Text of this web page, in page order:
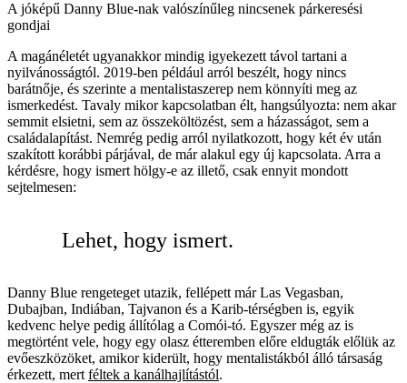
A jóképű Danny Blue-nak valószínűleg nincsenek párkeresési
gondjai
A magánéletét ugyanakkor mindig igyekezett távol tartani a
nyilvánosságtól. 2019-ben például arról beszélt, hogy nincs
barátnője, és szerinte a mentalistaszerep nem könnyíti meg az
ismerkedést. Tavaly mikor kapcsolatban élt, hangsúlyozta: nem akar
semmit elsietni, sem az összeköltözést, sem a házasságot, sem a
családalapítást. Nemrég pedig arról nyilatkozott, hogy két év után
szakított korábbi párjával, de már alakul egy új kapcsolata. Arra a
kérdésre, hogy ismert hölgy-e az illető, csak ennyit mondott
sejtelmesen:
Lehet, hogy ismert.
Danny Blue rengeteget utazik, fellépett már Las Vegasban,
Dubajban, Indiában, Tajvanon és a Karib-térségben is, egyik
kedvenc helye pedig állítólag a Comói-tó. Egyszer még az is
megtörtént vele, hogy egy olasz étteremben előre eldugták előlük az
evőeszközöket, amikor kiderült, hogy mentalistákból álló társaság
érkezett, mert féltek a kanálhajlítástól.